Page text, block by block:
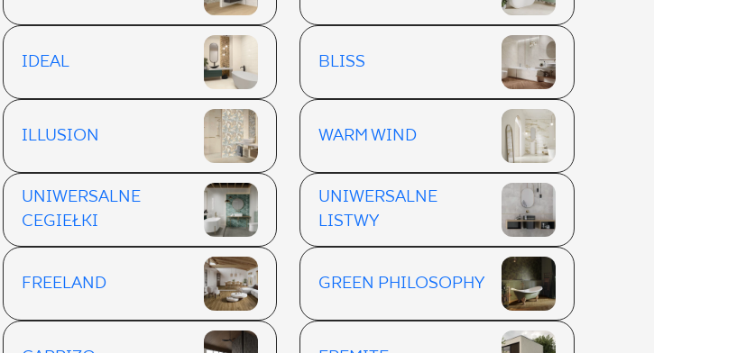
IDEAL BLISS
ILLUSION WARM WIND
UNIWERSALNE
CEGIEŁKI
UNIWERSALNE
LISTWY
FREELAND GREEN PHILOSOPHY